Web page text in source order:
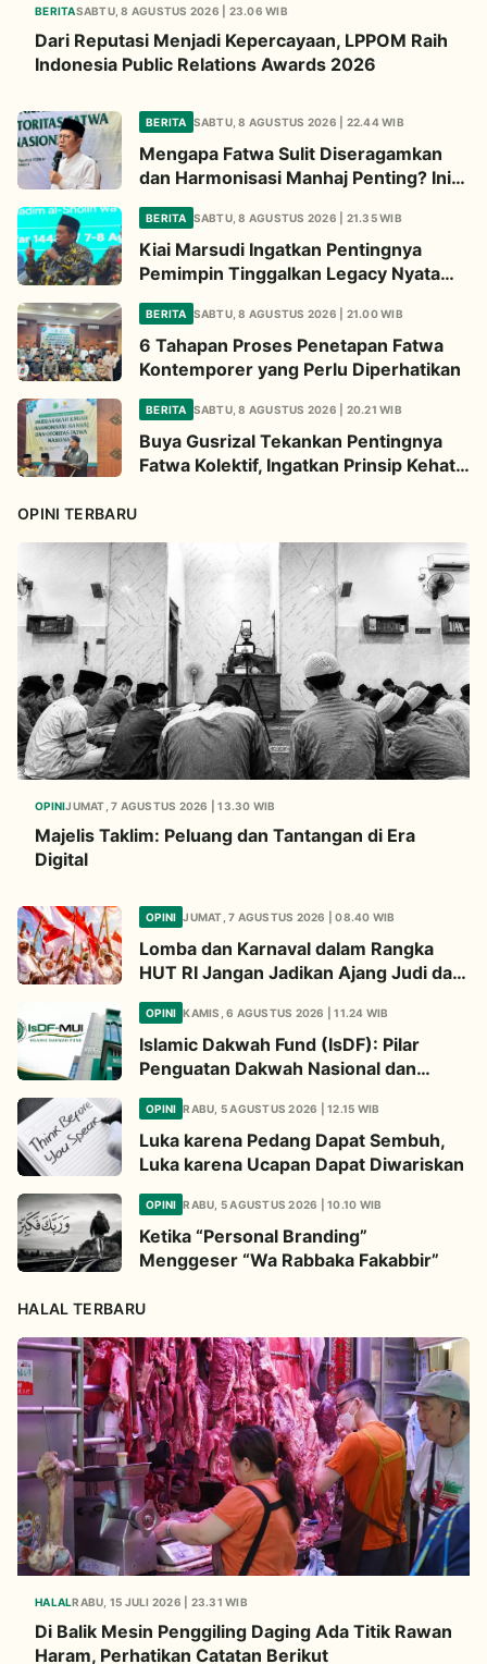
BERITASABTU, 8 AGUSTUS 2026 | 23.06 WIB
Dari Reputasi Menjadi Kepercayaan, LPPOM Raih
Indonesia Public Relations Awards 2026
BERITA SABTU, 8 AGUSTUS 2026 | 22.44 WIB
Mengapa Fatwa Sulit Diseragamkan
dan Harmonisasi Manhaj Penting? Ini
BERITA SABTU, 8 AGUSTUS 2026 | 21.35 WIB
Kiai Marsudi Ingatkan Pentingnya
Pemimpin Tinggalkan Legacy Nyata
BERITA SABTU, 8 AGUSTUS 2026 | 21.00 WIB
6 Tahapan Proses Penetapan Fatwa
Kontemporer yang Perlu Diperhatikan
BERITA SABTU, 8 AGUSTUS 2026 | 20.21 WIB
Buya Gusrizal Tekankan Pentingnya
Fatwa Kolektif, Ingatkan Prinsip Kehati-
OPINI TERBARU
OPINIJUMAT, 7 AGUSTUS 2026 | 13.30 WIB
Majelis Taklim: Peluang dan Tantangan di Era
Digital
OPINI JUMAT, 7 AGUSTUS 2026 | 08.40 WIB
Lomba dan Karnaval dalam Rangka
HUT RI Jangan Jadikan Ajang Judi dan
Kampanye LGBT
OPINI KAMIS, 6 AGUSTUS 2026 | 11.24 WIB
Islamic Dakwah Fund (IsDF): Pilar
Penguatan Dakwah Nasional dan
Jembatan Kepedulian Umat Global
OPINI RABU, 5 AGUSTUS 2026 | 12.15 WIB
Luka karena Pedang Dapat Sembuh,
Luka karena Ucapan Dapat Diwariskan
OPINI RABU, 5 AGUSTUS 2026 | 10.10 WIB
Ketika “Personal Branding”
Menggeser “Wa Rabbaka Fakabbir”
HALAL TERBARU
HALALRABU, 15 JULI 2026 | 23.31 WIB
Di Balik Mesin Penggiling Daging Ada Titik Rawan
Haram, Perhatikan Catatan Berikut